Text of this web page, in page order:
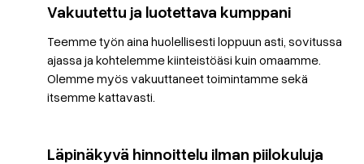
Vakuutettu ja luotettava kumppani
Teemme työn aina huolellisesti loppuun asti, sovitussa
ajassa ja kohtelemme kiinteistöäsi kuin omaamme.
Olemme myös vakuuttaneet toimintamme sekä
itsemme kattavasti.
Läpinäkyvä hinnoittelu ilman piilokuluja